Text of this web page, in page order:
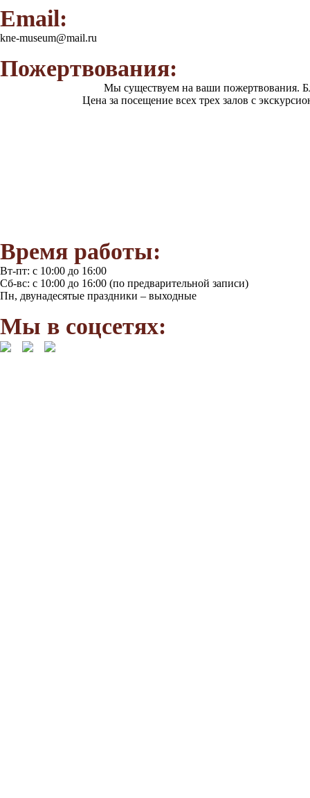
Email:
kne-museum@mail.ru
Пожертвования:
Мы существуем на ваши пожертвования.
Цена за посещение всех трех залов с
Время работы:
Вт-пт: с 10:00 до 16:00
Сб-вс: с 10:00 до 16:00 (по предварительной записи)
Пн, двунадесятые праздники – выходные
Мы в соцсетях: